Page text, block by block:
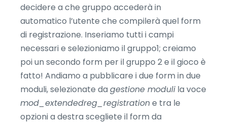
decidere a che gruppo accederà in
automatico l’utente che compilerà quel form
di registrazione. Inseriamo tutti i campi
necessari e selezioniamo il gruppo1; creiamo
poi un secondo form per il gruppo 2 e il gioco è
fatto! Andiamo a pubblicare i due form in due
moduli, selezionate da gestione moduli la voce
mod_extendedreg_registratione tra le
opzioni a destra scegliete il form da